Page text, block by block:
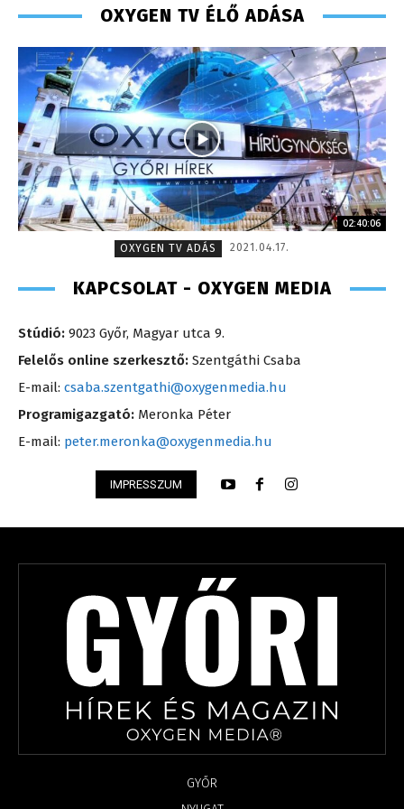
OXYGEN TV ÉLŐ ADÁSA
02:40:06
OXYGEN TV ADÁS
2021.04.17.
KAPCSOLAT - OXYGEN MEDIA
Stúdió: 9023 Győr, Magyar utca 9.
Felelős online szerkesztő: Szentgáthi Csaba
E-mail: csaba.szentgathi@oxygenmedia.hu
Programigazgató: Meronka Péter
E-mail: peter.meronka@oxygenmedia.hu
IMPRESSZUM
GYŐR